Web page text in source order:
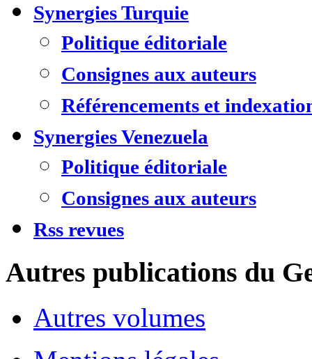
Synergies Turquie
Politique éditoriale
Consignes aux auteurs
Référencements et
Synergies Venezuela
Politique éditoriale
Consignes aux auteurs
Rss revues
Autres publications du
Autres volumes